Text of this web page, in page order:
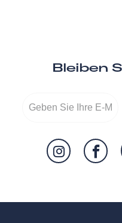
Bleiben